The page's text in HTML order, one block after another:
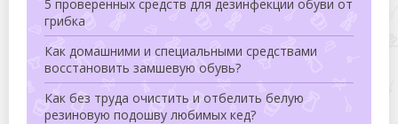
5 проверенных средств для дезинфекции обуви от
грибка
Как домашними и специальными средствами
восстановить замшевую обувь?
Как без труда очистить и отбелить белую
резиновую подошву любимых кед?